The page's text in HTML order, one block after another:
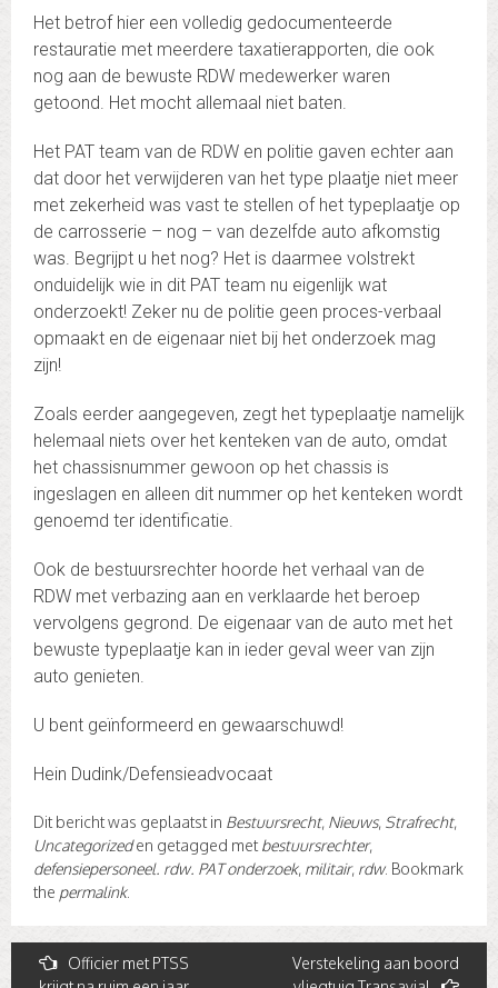
Het betrof hier een volledig gedocumenteerde
restauratie met meerdere taxatierapporten, die ook
nog aan de bewuste RDW medewerker waren
getoond. Het mocht allemaal niet baten.
Het PAT team van de RDW en politie gaven echter aan
dat door het verwijderen van het type plaatje niet meer
met zekerheid was vast te stellen of het typeplaatje op
de carrosserie – nog – van dezelfde auto afkomstig
was. Begrijpt u het nog? Het is daarmee volstrekt
onduidelijk wie in dit PAT team nu eigenlijk wat
onderzoekt! Zeker nu de politie geen proces-verbaal
opmaakt en de eigenaar niet bij het onderzoek mag
zijn!
Zoals eerder aangegeven, zegt het typeplaatje namelijk
helemaal niets over het kenteken van de auto, omdat
het chassisnummer gewoon op het chassis is
ingeslagen en alleen dit nummer op het kenteken wordt
genoemd ter identificatie.
Ook de bestuursrechter hoorde het verhaal van de
RDW met verbazing aan en verklaarde het beroep
vervolgens gegrond. De eigenaar van de auto met het
bewuste typeplaatje kan in ieder geval weer van zijn
auto genieten.
U bent geïnformeerd en gewaarschuwd!
Hein Dudink/Defensieadvocaat
Dit bericht was geplaatst in Bestuursrecht, Nieuws, Strafrecht,
Uncategorizeden getagged met bestuursrechter,
defensiepersoneel. rdw. PAT onderzoek, militair, rdw. Bookmark
the permalink.
Post Officier met PTSS
Verstekeling aan boord